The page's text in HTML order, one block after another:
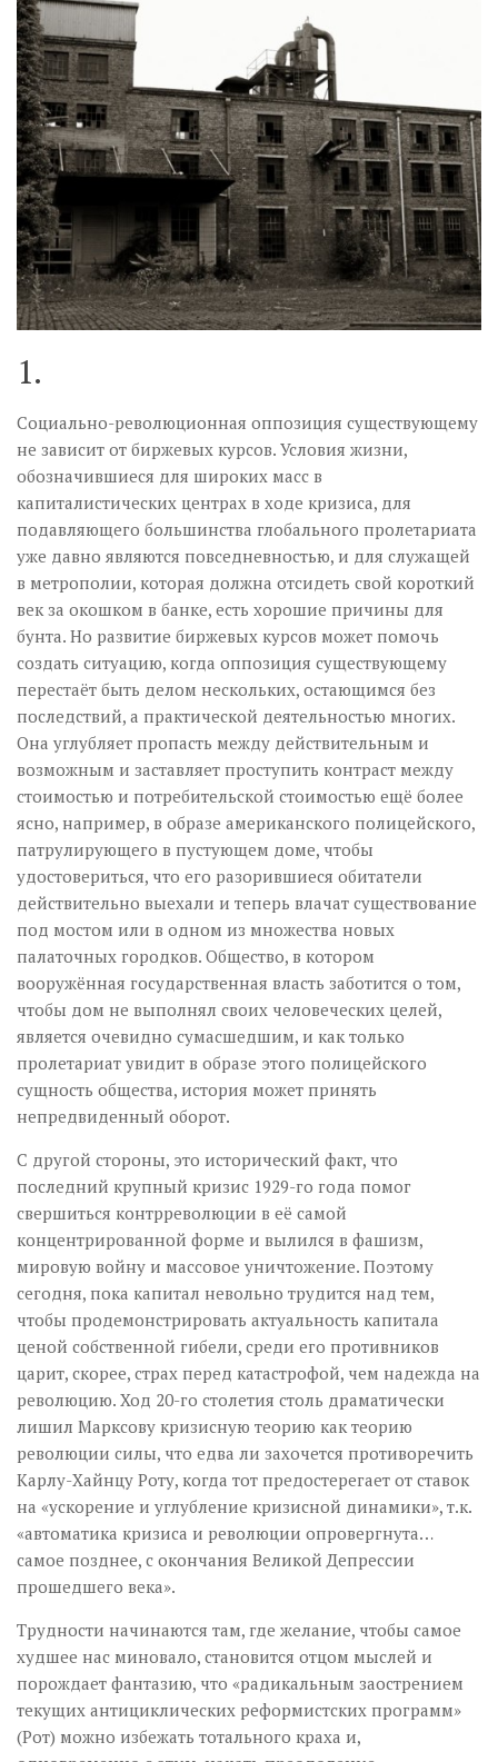
Візуальне
Научпоп
Головне
Цитати
Inter/antinational
1.
Социально-революционная оппозиция существующему
не зависит от биржевых курсов. Условия жизни,
обозначившиеся для широких масс в
капиталистических центрах в ходе кризиса, для
подавляющего большинства глобального пролетариата
уже давно являются повседневностью, и для служащей
в метрополии, которая должна отсидеть свой короткий
век за окошком в банке, есть хорошие причины для
бунта. Но развитие биржевых курсов может помочь
создать ситуацию, когда оппозиция существующему
перестаёт быть делом нескольких, остающимся без
последствий, а практической деятельностью многих.
Она углубляет пропасть между действительным и
возможным и заставляет проступить контраст между
стоимостью и потребительской стоимостью ещё более
ясно, например, в образе американского полицейского,
патрулирующего в пустующем доме, чтобы
удостовериться, что его разорившиеся обитатели
действительно выехали и теперь влачат существование
под мостом или в одном из множества новых
палаточных городков. Общество, в котором
вооружённая государственная власть заботится о том,
чтобы дом не выполнял своих человеческих целей,
является очевидно сумасшедшим, и как только
пролетариат увидит в образе этого полицейского
сущность общества, история может принять
непредвиденный оборот.
С другой стороны, это исторический факт, что
последний крупный кризис 1929-го года помог
свершиться контрреволюции в её самой
концентрированной форме и вылился в фашизм,
мировую войну и массовое уничтожение. Поэтому
сегодня, пока капитал невольно трудится над тем,
чтобы продемонстрировать актуальность капитала
ценой собственной гибели, среди его противников
царит, скорее, страх перед катастрофой, чем надежда на
революцию. Ход 20-го столетия столь драматически
лишил Марксову кризисную теорию как теорию
революции силы, что едва ли захочется противоречить
Карлу-Хайнцу Роту, когда тот предостерегает от ставок
на «ускорение и углубление кризисной динамики», т.к.
«автоматика кризиса и революции опровергнута…
самое позднее, с окончания Великой Депрессии
прошедшего века».
Трудности начинаются там, где желание, чтобы самое
худшее нас миновало, становится отцом мыслей и
порождает фантазию, что «радикальным заострением
текущих антициклических реформистских программ»
(Рот) можно избежать тотального краха и,